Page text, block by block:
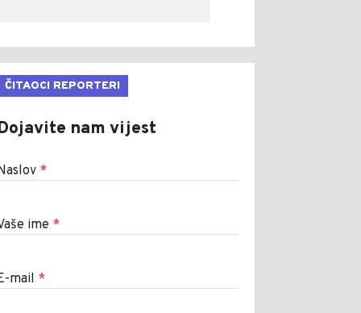
ČITAOCI REPORTERI
nam vijest
*
ime *
mail *